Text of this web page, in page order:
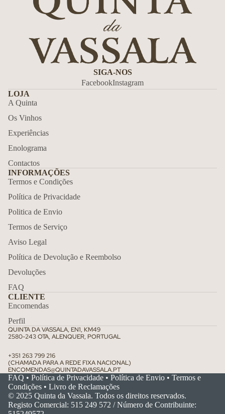
DO PRODUTO PARA A SUA MESA
Faça a sua encomenda online e receba os nossos vinhos com
toda a comodidade.
Ir para a Loja
SIGA-NOS
FacebookInstagram
LOJA
A Quinta
Os Vinhos
Experiências
Enolograma
Contactos
INFORMAÇÕES
Termos e Condições
Política de Privacidade
Politica de Envio
Termos de Serviço
Aviso Legal
Política de Devolução e Reembolso
Devoluções
FAQ
CLIENTE
Encomendas
Perfil
QUINTA DA VASSALA, EN1, KM49
2580-243 OTA, ALENQUER, PORTUGAL
+351 263 799 216
(CHAMADA PARA A REDE FIXA NACIONAL)
ENCOMENDAS@QUINTADAVASSALA.PT
FAQ • Política de Privacidade • Política de Envio • Termos e
Condições • Livro de Reclamações
© 2025 Quinta da Vassala. Todos os direitos reservados.
Registo Comercial: 515 249 572 / Número de Contribuinte: